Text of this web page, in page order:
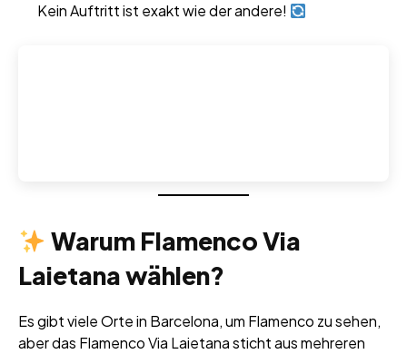
Kein Auftritt ist exakt wie der andere!
Warum Flamenco Via
Laietana wählen?
Es gibt viele Orte in Barcelona, um Flamenco zu sehen,
aber das Flamenco Via Laietana sticht aus mehreren